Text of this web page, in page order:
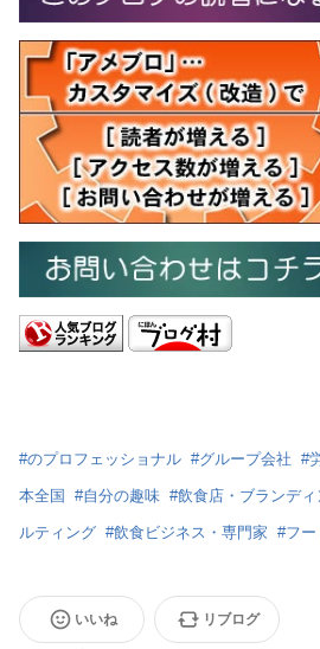
#のプロフェッショナル #グループ会社 #
本全国 #自分の趣味 #飲食店・ブランディ
ルティング #飲食ビジネス・専門家 #フー
いいね リブログ